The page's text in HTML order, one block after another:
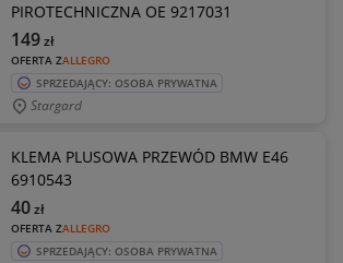
PIROTECHNICZNA OE 9217031
OFERTA ZALLEGRO
149zł
SPRZEDAJĄCY: OSOBA PRYWATNA
Stargard
KLEMA PLUSOWA PRZEWÓD BMW E46
6910543
OFERTA ZALLEGRO
40zł
SPRZEDAJĄCY: OSOBA PRYWATNA